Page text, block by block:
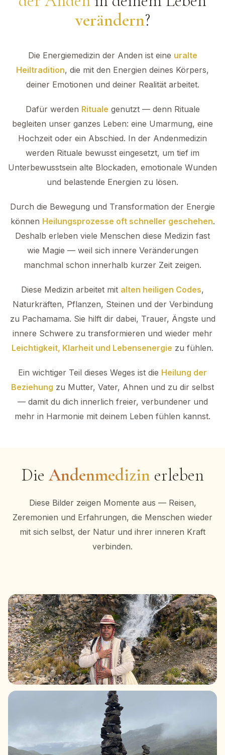
verändern?
Die Energiemedizin der Anden ist eine uralte
Heiltradition, die mit den Energien deines Körpers,
deiner Emotionen und deiner Realität arbeitet.
Dafür werden Rituale genutzt — denn Rituale
begleiten unser ganzes Leben: eine Umarmung, eine
Hochzeit oder ein Abschied. In der Andenmedizin
werden Rituale bewusst eingesetzt, um tief im
Unterbewusstsein alte Blockaden, emotionale Wunden
und belastende Energien zu lösen.
Durch die Bewegung und Transformation der Energie
können Heilungsprozesse oft schneller geschehen.
Deshalb erleben viele Menschen diese Medizin fast
wie Magie — weil sich innere Veränderungen
manchmal schon innerhalb kurzer Zeit zeigen.
Diese Medizin arbeitet mit alten heiligen Codes,
Naturkräften, Pflanzen, Steinen und der Verbindung
zu Pachamama. Sie hilft dir dabei, Trauer, Ängste und
innere Schwere zu transformieren und wieder mehr
Leichtigkeit, Klarheit und Lebensenergie zu fühlen.
Ein wichtiger Teil dieses Weges ist die Heilung der
Beziehung zu Mutter, Vater, Ahnen und zu dir selbst
— damit du dich innerlich freier, verbundener und
mehr in Harmonie mit deinem Leben fühlen kannst.
Die Andenmedizinerleben
Diese Bilder zeigen Momente aus — Reisen,
Zeremonien und Erfahrungen, die Menschen wieder
mit sich selbst, der Natur und ihrer inneren Kraft
verbinden.